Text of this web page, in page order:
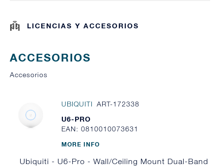
LICENCIAS Y ACCESORIOS
ACCESORIOS
Accesorios
UBIQUITI ART-172338
U6-PRO
EAN: 0810010073631
MORE INFO
Ubiquiti - U6-Pro - Wall/Ceiling Mount Dual-Band